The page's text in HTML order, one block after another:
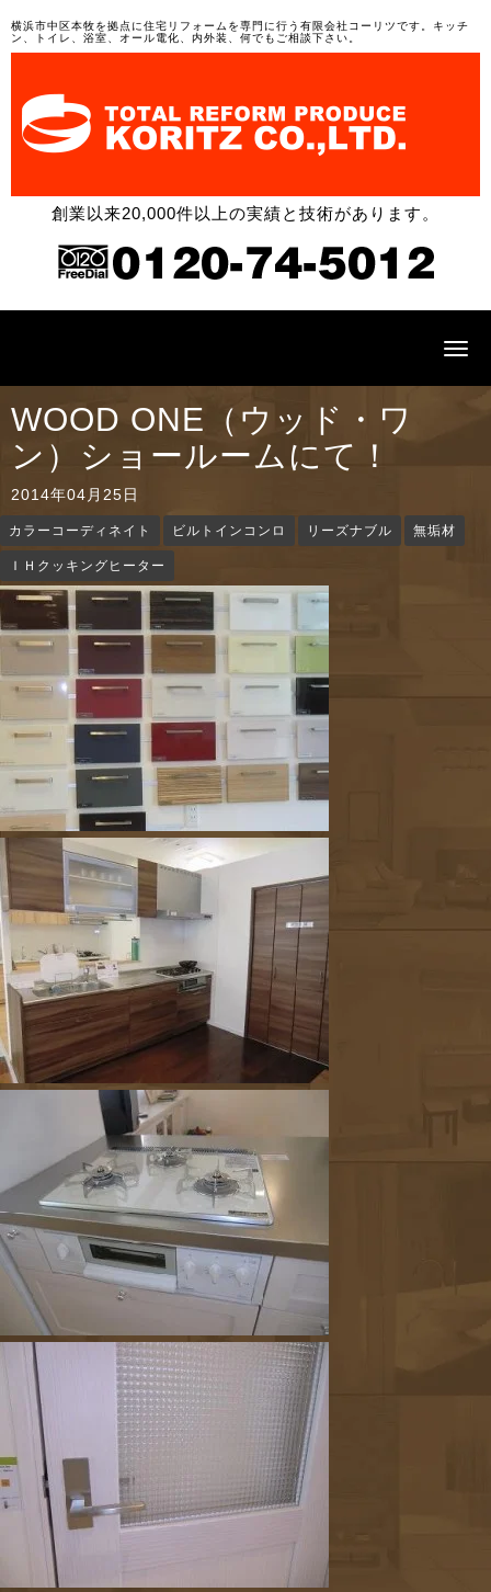
横浜市中区本牧を拠点に住宅リフォームを専門に行う有限会社コーリツです。キッチ
ン、トイレ、浴室、オール電化、内外装、何でもご相談下さい。
創業以来20,000件以上の実績と技術があります。
N
v
WOOD ONE（ウッド・ワ
ン）ショールームにて！
2014年04月25日
カラーコーディネイト ビルトインコンロ リーズナブル 無垢材
ＩＨクッキングヒーター